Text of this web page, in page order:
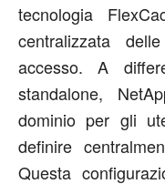
tecnologia
centralizzata
accesso. A
standalone,
dominio per gli
definire
Questa